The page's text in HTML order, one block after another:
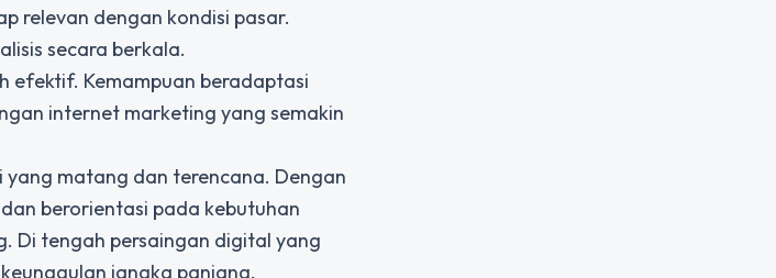
relevan dengan kondisi pasar.
secara berkala.
efektif. Kemampuan beradaptasi
internet marketing yang semakin
matang dan terencana. Dengan
berorientasi pada kebutuhan
Di tengah persaingan digital yang
jangka panjang.